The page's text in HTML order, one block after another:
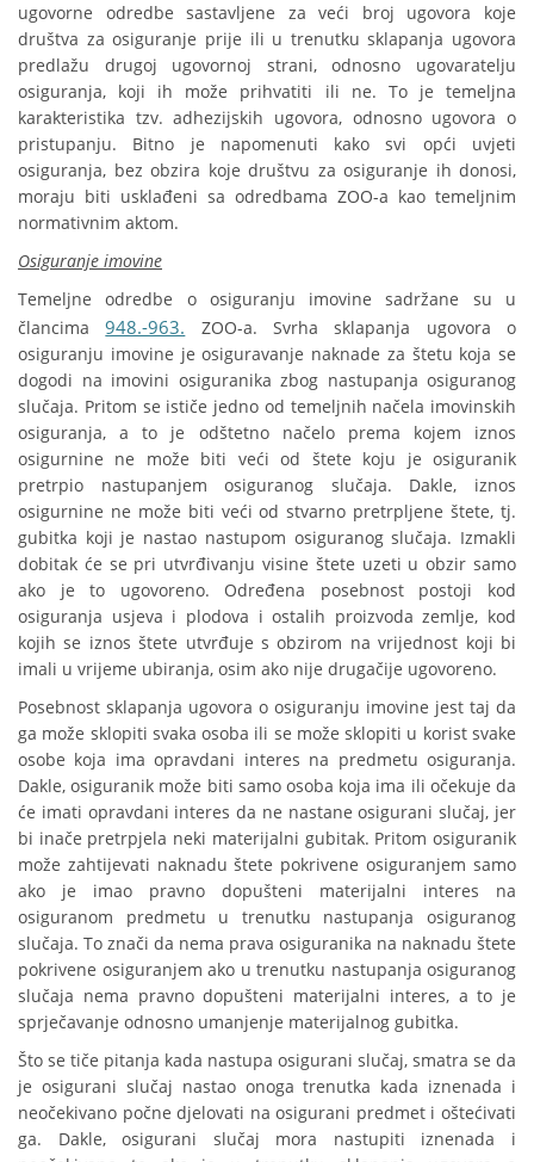
ugovorne odredbe sastavljene za veći broj ugovora koje
društva za osiguranje prije ili u trenutku sklapanja ugovora
predlažu drugoj ugovornoj strani, odnosno ugovaratelju
osiguranja, koji ih može prihvatiti ili ne. To je temeljna
karakteristika tzv. adhezijskih ugovora, odnosno ugovora o
pristupanju. Bitno je napomenuti kako svi opći uvjeti
osiguranja, bez obzira koje društvu za osiguranje ih donosi,
moraju biti usklađeni sa odredbama ZOO-a kao temeljnim
normativnim aktom.
Osiguranje imovine
Temeljne odredbe o osiguranju imovine sadržane su u
člancima948.-963. ZOO-a. Svrha sklapanja ugovora o
osiguranju imovine je osiguravanje naknade za štetu koja se
dogodi na imovini osiguranika zbog nastupanja osiguranog
slučaja. Pritom se ističe jedno od temeljnih načela imovinskih
osiguranja, a to je odštetno načelo prema kojem iznos
osigurnine ne može biti veći od štete koju je osiguranik
pretrpio nastupanjem osiguranog slučaja. Dakle, iznos
osigurnine ne može biti veći od stvarno pretrpljene štete, tj.
gubitka koji je nastao nastupom osiguranog slučaja. Izmakli
dobitak će se pri utvrđivanju visine štete uzeti u obzir samo
ako je to ugovoreno. Određena posebnost postoji kod
osiguranja usjeva i plodova i ostalih proizvoda zemlje, kod
kojih se iznos štete utvrđuje s obzirom na vrijednost koji bi
imali u vrijeme ubiranja, osim ako nije drugačije ugovoreno.
Posebnost sklapanja ugovora o osiguranju imovine jest taj da
ga može sklopiti svaka osoba ili se može sklopiti u korist svake
osobe koja ima opravdani interes na predmetu osiguranja.
Dakle, osiguranik može biti samo osoba koja ima ili očekuje da
će imati opravdani interes da ne nastane osigurani slučaj, jer
bi inače pretrpjela neki materijalni gubitak. Pritom osiguranik
može zahtijevati naknadu štete pokrivene osiguranjem samo
ako je imao pravno dopušteni materijalni interes na
osiguranom predmetu u trenutku nastupanja osiguranog
slučaja. To znači da nema prava osiguranika na naknadu štete
pokrivene osiguranjem ako u trenutku nastupanja osiguranog
slučaja nema pravno dopušteni materijalni interes, a to je
sprječavanje odnosno umanjenje materijalnog gubitka.
Što se tiče pitanja kada nastupa osigurani slučaj, smatra se da
je osigurani slučaj nastao onoga trenutka kada iznenada i
neočekivano počne djelovati na osigurani predmet i oštećivati
ga. Dakle, osigurani slučaj mora nastupiti iznenada i